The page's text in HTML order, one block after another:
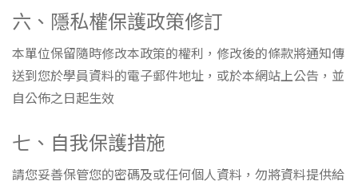
六、隱私權保護政策修訂
本單位保留隨時修改本政策的權利，修改後的條款將通知傳
送到您於學員資料的電子郵件地址，或於本網站上公告，並
自公佈之日起生效
七、自我保護措施
請您妥善保管您的密碼及或任何個人資料，勿將資料提供給